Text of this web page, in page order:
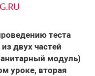
теста
двух частей
модуль)
уроке, вторая